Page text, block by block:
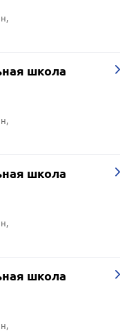
школа
школа
школа